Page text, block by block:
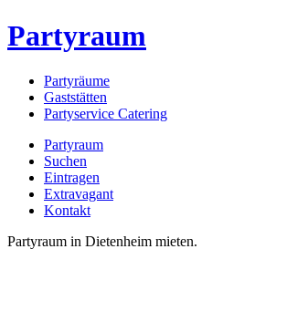
Partyraum
Partyräume
Gaststätten
Partyservice Catering
Partyraum
Suchen
Eintragen
Extravagant
Kontakt
Partyraum in Dietenheim mieten.